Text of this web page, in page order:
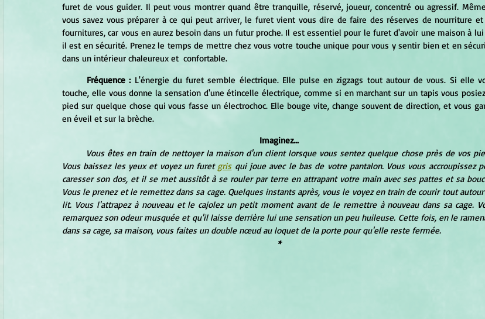
furet de vous guider. Il peut vous montrer quand être tranquille, réservé, joueur, concentré ou agressif.
vous savez vous préparer à ce qui peut arriver, le furet vient vous dire de faire des réserves de nourriture et
fournitures, car vous en aurez besoin dans un futur proche. Il est essentiel pour le furet d'avoir une maison à lui
il est en sécurité. Prenez le temps de mettre chez vous votre touche unique pour vous y sentir bien et en
dans un intérieur chaleureux et  confortable.
Fréquence : L'énergie du furet semble électrique. Elle pulse en zigzags tout autour de vous. Si elle
touche, elle vous donne la sensation d'une étincelle électrique, comme si en marchant sur un tapis vous
pied sur quelque chose qui vous fasse un électrochoc. Elle bouge vite, change souvent de direction, et vous
en éveil et sur la brèche.
Imaginez...
Vous êtes en train de nettoyer la maison d'un client lorsque vous sentez quelque chose près de vos
Vous baissez les yeux et voyez un furet gris qui joue avec le bas de votre pantalon. Vous vous accroupissez
caresser son dos, et il se met aussitôt à se rouler par terre en attrapant votre main avec ses pattes et sa
Vous le prenez et le remettez dans sa cage. Quelques instants après, vous le voyez en train de courir tout
lit. Vous l'attrapez à nouveau et le cajolez un petit moment avant de le remettre à nouveau dans sa cage.
remarquez son odeur musquée et qu'il laisse derrière lui une sensation un peu huileuse. Cette fois, en le
dans sa cage, sa maison, vous faites un double nœud au loquet de la porte pour qu'elle reste fermée.
*